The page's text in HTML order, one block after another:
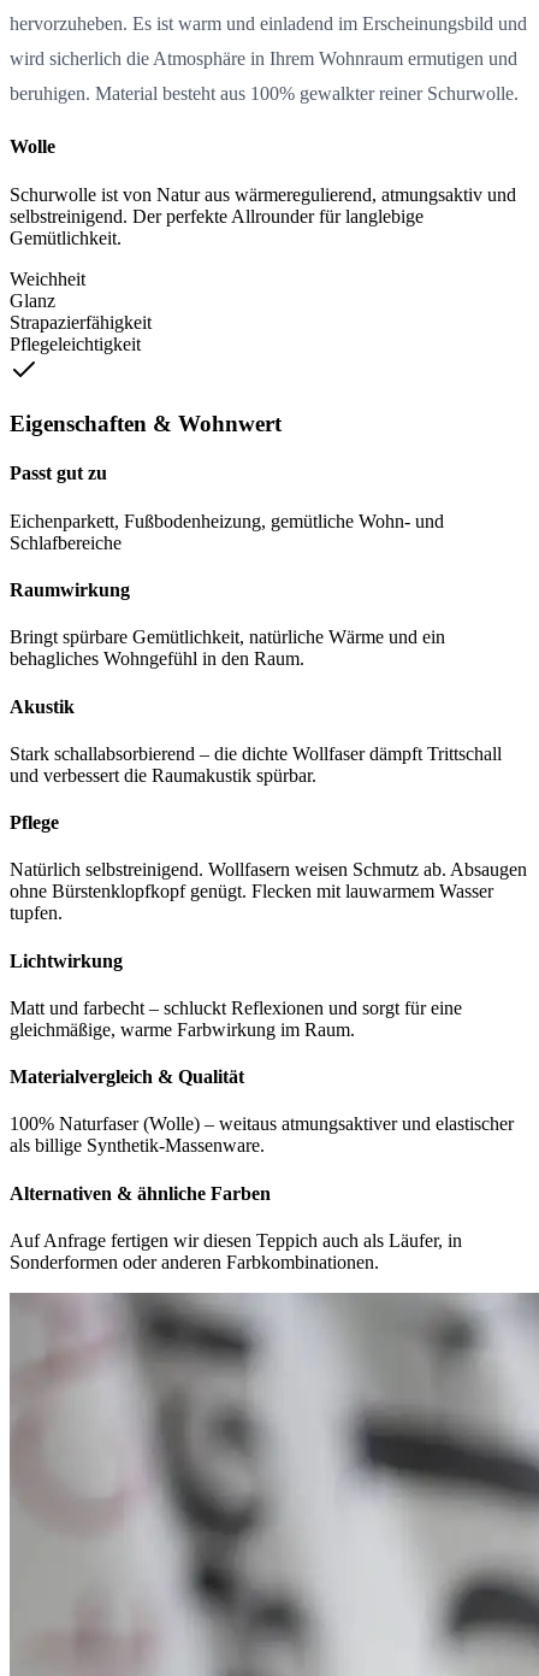
hervorzuheben. Es ist warm und einladend im Erscheinungsbild und
wird sicherlich die Atmosphäre in Ihrem Wohnraum ermutigen und
beruhigen. Material besteht aus 100% gewalkter reiner Schurwolle.
Wolle
Schurwolle ist von Natur aus wärmeregulierend, atmungsaktiv und
selbstreinigend. Der perfekte Allrounder für langlebige
Gemütlichkeit.
Weichheit
Glanz
Strapazierfähigkeit
Pflegeleichtigkeit
Eigenschaften & Wohnwert
Passt gut zu
Eichenparkett, Fußbodenheizung, gemütliche Wohn- und
Schlafbereiche
Raumwirkung
Bringt spürbare Gemütlichkeit, natürliche Wärme und ein
behagliches Wohngefühl in den Raum.
Akustik
Stark schallabsorbierend – die dichte Wollfaser dämpft Trittschall
und verbessert die Raumakustik spürbar.
Pflege
Natürlich selbstreinigend. Wollfasern weisen Schmutz ab. Absaugen
ohne Bürstenklopfkopf genügt. Flecken mit lauwarmem Wasser
tupfen.
Lichtwirkung
Matt und farbecht – schluckt Reflexionen und sorgt für eine
gleichmäßige, warme Farbwirkung im Raum.
Materialvergleich & Qualität
100% Naturfaser (Wolle) – weitaus atmungsaktiver und elastischer
als billige Synthetik-Massenware.
Alternativen & ähnliche Farben
Auf Anfrage fertigen wir diesen Teppich auch als Läufer, in
Sonderformen oder anderen Farbkombinationen.